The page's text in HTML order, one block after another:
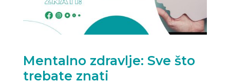
Mentalno zdravlje: Sve što
trebate znati